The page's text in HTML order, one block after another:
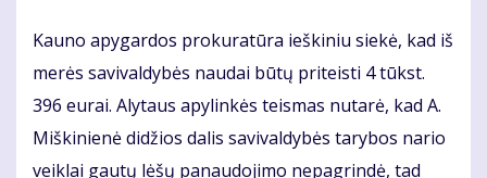
Kauno apygardos prokuratūra ieškiniu siekė, kad iš
merės savivaldybės naudai būtų priteisti 4 tūkst.
396 eurai. Alytaus apylinkės teismas nutarė, kad A.
Miškinienė didžios dalis savivaldybės tarybos nario
veiklai gautų lėšų panaudojimo nepagrindė, tad